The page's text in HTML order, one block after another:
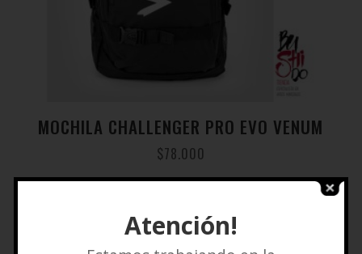
MOCHILA CHALLENGER PRO EVO VENUM
$78.000
Añadir a lista de deseos
Atención!